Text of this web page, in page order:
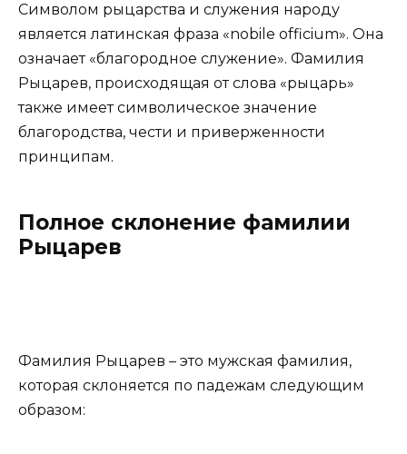
Символом рыцарства и служения народу
является латинская фраза «nobile officium». Она
означает «благородное служение». Фамилия
Рыцарев, происходящая от слова «рыцарь»
также имеет символическое значение
благородства, чести и приверженности
принципам.
Полное склонение фамилии
Рыцарев
Фамилия Рыцарев – это мужская фамилия,
которая склоняется по падежам следующим
образом: